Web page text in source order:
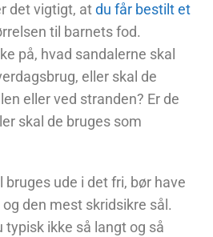
det vigtigt, atdu får bestilt et
til barnets fod.
på, hvad sandalerne skal
eller skal de
eller ved stranden? Er de
skal de bruges som
bruges ude i det fri, bør have
den mest skridsikre sål.
typisk ikke så langt og så